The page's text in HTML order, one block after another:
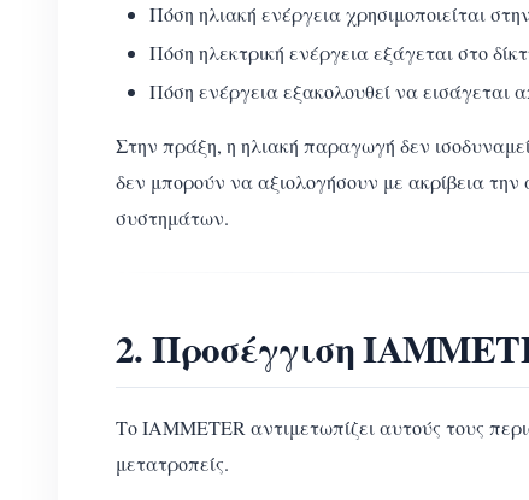
Πόση ηλιακή ενέργεια χρησιμοποιείται
Πόση ηλεκτρική ενέργεια εξάγεται στο
Πόση ενέργεια εξακολουθεί να εισάγεται
Στην πράξη, η ηλιακή παραγωγή δεν
δεν μπορούν να αξιολογήσουν με ακρίβεια την
συστημάτων.
2. Προσέγγιση
Το IAMMETER αντιμετωπίζει αυτούς τους
μετατροπείς.